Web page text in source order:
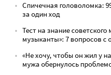
Спичечная головоломка:
за один ход
Тест на знание
музыканты»: 7 вопросов с
«Не хочу, чтобы он жил у
мужа обернулось